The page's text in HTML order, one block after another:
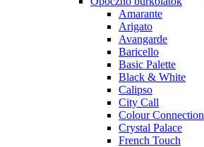
Amarante
Arigato
Avangarde
Baricello
Basic Palette
Black & White
Calipso
City Call
Colour Connection
Crystal Palace
French Touch